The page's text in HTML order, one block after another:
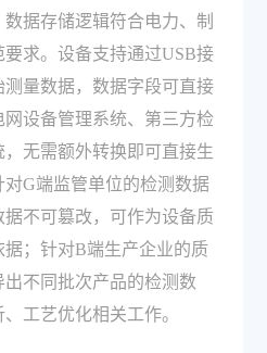
据存储逻辑符合电力、制
求。设备支持通过USB接
测量数据，数据字段可直接
设备管理系统、第三方检
无需额外转换即可直接生
G端监管单位的检测数据
不可篡改，可作为设备质
；针对B端生产企业的质
不同批次产品的检测数
工艺优化相关工作。